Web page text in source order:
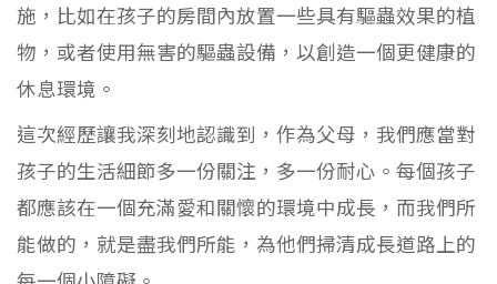
施，比如在孩子的房間內放置一些具有驅蟲效果的植
物，或者使用無害的驅蟲設備，以創造一個更健康的
休息環境。
這次經歷讓我深刻地認識到，作為父母，我們應當對
孩子的生活細節多一份關注，多一份耐心。每個孩子
都應該在一個充滿愛和關懷的環境中成長，而我們所
能做的，就是盡我們所能，為他們掃清成長道路上的